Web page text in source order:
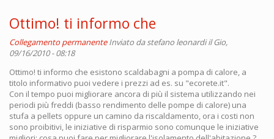
Ottimo! ti informo che
Collegamento permanente Inviato da stefano leonardiil Gio,
09/16/2010 - 08:18
Ottimo! ti informo che esistono scaldabagni a pompa di calore, a
titolo informativo puoi vedere i prezzi ad es. su "ecorete.it".
Con il tempo puoi migliorare ancora di più il sistema utilizzando nei
periodi più freddi (basso rendimento delle pompe di calore) una
stufa a pellets oppure un camino da riscaldamento, ora i costi non
sono proibitivi, le iniziative di risparmio sono comunque le iniziative